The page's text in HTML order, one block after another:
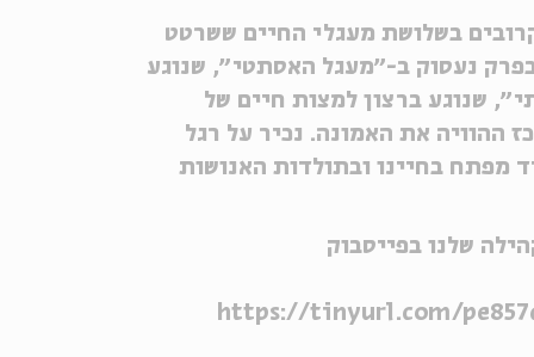
הקרובים בשלושת מעגלי החיים ששרטט
נעסוק ב-״מעגל האסתטי״, שנוגע
שנוגע ברצון למצות חיים של
ההוויה את האמונה. נכיר על רגל
בחיינו ובתולדות האנושות
שלנו בפייסבוק
https://tinyurl.com/